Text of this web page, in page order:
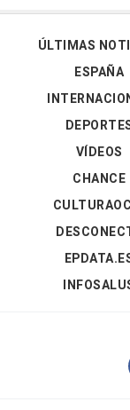
ÚLTIMAS
ESPAÑA
VÍDEOS
CHANCE